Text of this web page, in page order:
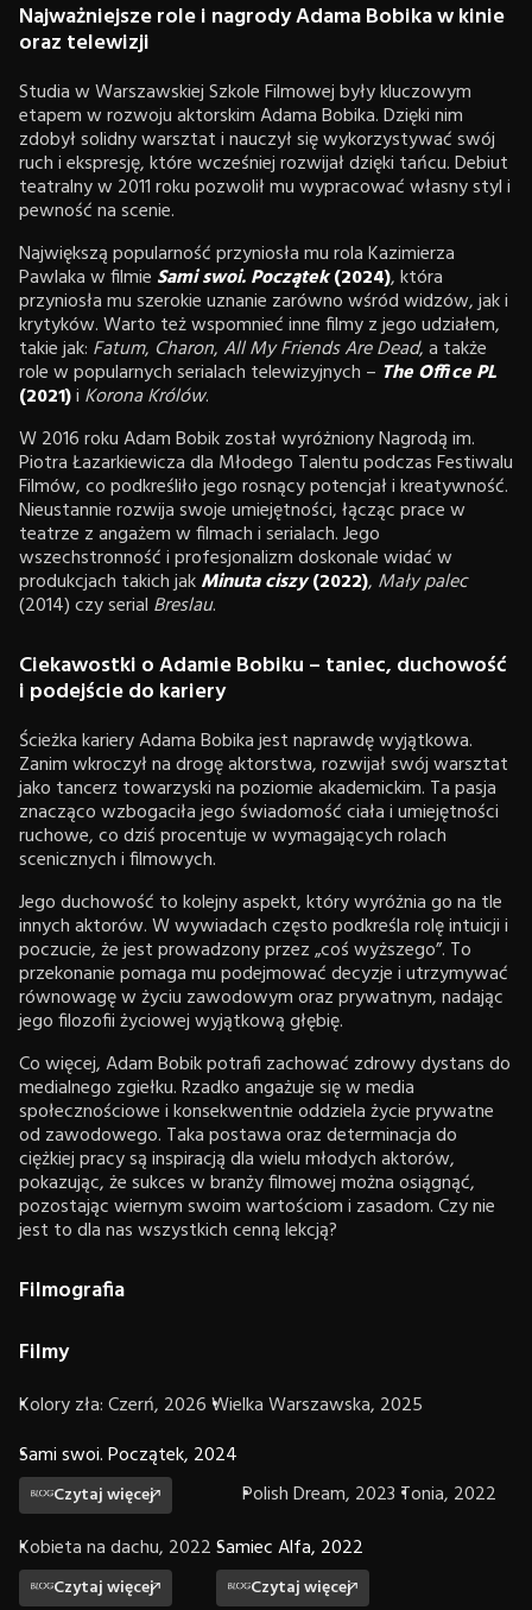
Najważniejsze role i nagrody Adama Bobika w kinie
oraz telewizji
Studia w Warszawskiej Szkole Filmowej były kluczowym
etapem w rozwoju aktorskim Adama Bobika. Dzięki nim
zdobył solidny warsztat i nauczył się wykorzystywać swój
ruch i ekspresję, które wcześniej rozwijał dzięki tańcu. Debiut
teatralny w 2011 roku pozwolił mu wypracować własny styl i
pewność na scenie.
Największą popularność przyniosła mu rola Kazimierza
Pawlaka w filmie Sami swoi. Początek(2024), która
przyniosła mu szerokie uznanie zarówno wśród widzów, jak i
krytyków. Warto też wspomnieć inne filmy z jego udziałem,
takie jak: Fatum, Charon,All My Friends Are Dead, a także
role w popularnych serialach telewizyjnych – The Office PL
(2021)i Korona Królów.
W 2016 roku Adam Bobik został wyróżniony Nagrodą im.
Piotra Łazarkiewicza dla Młodego Talentu podczas Festiwalu
Filmów, co podkreśliło jego rosnący potencjał i kreatywność.
Nieustannie rozwija swoje umiejętności, łącząc prace w
teatrze z angażem w filmach i serialach. Jego
wszechstronność i profesjonalizm doskonale widać w
produkcjach takich jakMinuta ciszy(2022), Mały palec
(2014) czy serial Breslau.
Ciekawostki o Adamie Bobiku – taniec, duchowość
i podejście do kariery
Ścieżka kariery Adama Bobika jest naprawdę wyjątkowa.
Zanim wkroczył na drogę aktorstwa, rozwijał swój warsztat
jako tancerz towarzyski na poziomie akademickim. Ta pasja
znacząco wzbogaciła jego świadomość ciała i umiejętności
ruchowe, co dziś procentuje w wymagających rolach
scenicznych i filmowych.
Jego duchowość to kolejny aspekt, który wyróżnia go na tle
innych aktorów. W wywiadach często podkreśla rolę intuicji i
poczucie, że jest prowadzony przez „coś wyższego”. To
przekonanie pomaga mu podejmować decyzje i utrzymywać
równowagę w życiu zawodowym oraz prywatnym, nadając
jego filozofii życiowej wyjątkową głębię.
Co więcej, Adam Bobik potrafi zachować zdrowy dystans do
medialnego zgiełku. Rzadko angażuje się w media
społecznościowe i konsekwentnie oddziela życie prywatne
od zawodowego. Taka postawa oraz determinacja do
ciężkiej pracy są inspiracją dla wielu młodych aktorów,
pokazując, że sukces w branży filmowej można osiągnąć,
pozostając wiernym swoim wartościom i zasadom. Czy nie
jest to dla nas wszystkich cenną lekcją?
Filmografia
Filmy
Kolory zła: Czerń, 2026Wielka Warszawska, 2025
Sami swoi. Początek, 2024
Czytaj więcej Polish Dream, 2023 Tonia, 2022
Kobieta na dachu, 2022
Czytaj więcej
Samiec Alfa, 2022
Czytaj więcej